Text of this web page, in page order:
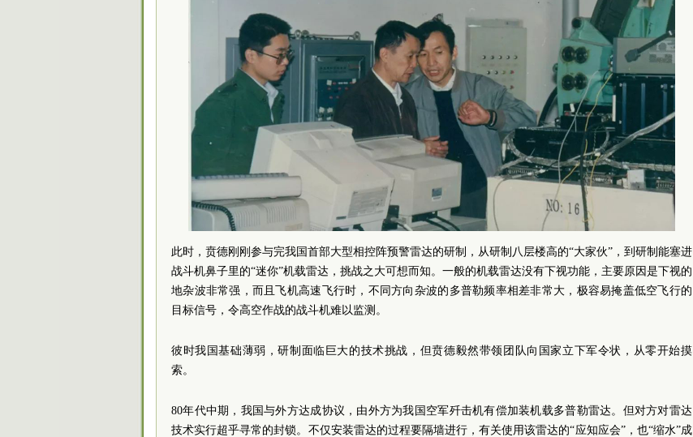
此时，贲德刚刚参与完我国首部大型相控阵预警雷达的研制，从研制八层楼高的“大家伙”，到研制能塞进
战斗机鼻子里的“迷你”机载雷达，挑战之大可想而知。一般的机载雷达没有下视功能，主要原因是下视的
地杂波非常强，而且飞机高速飞行时，不同方向杂波的多普勒频率相差非常大，极容易掩盖低空飞行的
目标信号，令高空作战的战斗机难以监测。
彼时我国基础薄弱，研制面临巨大的技术挑战，但贲德毅然带领团队向国家立下军令状，从零开始摸
索。
80年代中期，我国与外方达成协议，由外方为我国空军歼击机有偿加装机载多普勒雷达。但对方对雷达
技术实行超乎寻常的封锁。不仅安装雷达的过程要隔墙进行，有关使用该雷达的“应知应会”，也“缩水”成